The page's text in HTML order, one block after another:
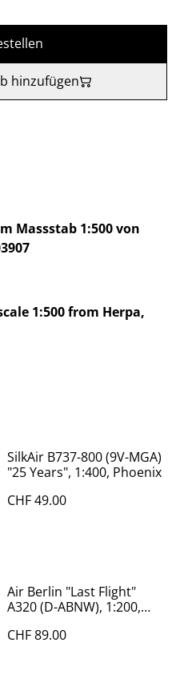
hinzufügen
Massstab 1:500 von
1:500 from Herpa,
SilkAir B737-800 (9V-MGA)
"25 Years", 1:400, Phoenix
CHF 49.00
Air Berlin "Last Flight"
A320 (D-ABNW), 1:200,
CHF 89.00